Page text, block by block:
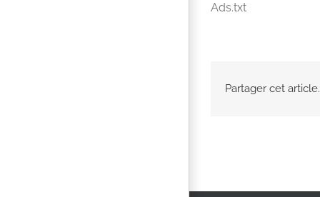
Ads.txt
Partager cet article.